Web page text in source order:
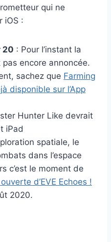
qui ne
iOS :
20 : Pour l’instant la
pas encore annoncée.
sachez que Farming
disponible sur l’App
Hunter Like devrait
iPad
spatiale, le
dans l’espace
c’est le moment de
d’EVE Echoes !
2020.